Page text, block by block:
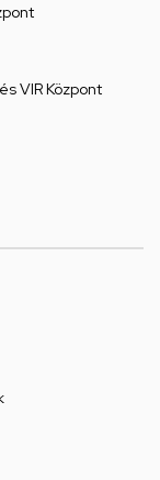
VIR Központ